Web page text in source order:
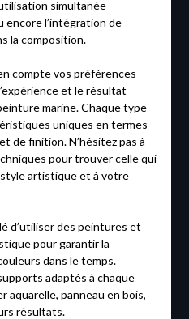
simultanée
encore l’intégration de
la composition.
compte vos préférences
et le résultat
marine. Chaque type
uniques en termes
de finition. N’hésitez pas à
pour trouver celle qui
artistique et à votre
d’utiliser des peintures et
pour garantir la
dans le temps.
adaptés à chaque
aquarelle, panneau en bois,
résultats.